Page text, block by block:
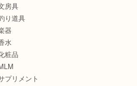
房具
り道具
器
水
粧品
プリメント